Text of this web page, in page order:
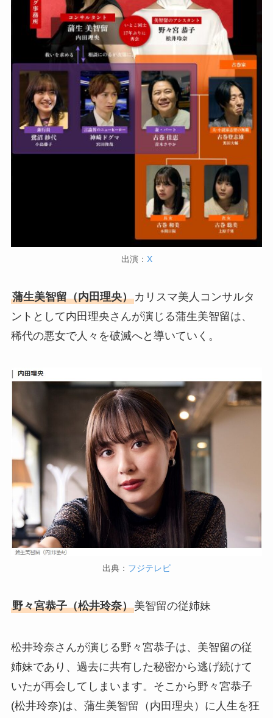
出演： X
蒲生美智留（内田理央）カリスマ美人コンサルタ
ントとして内田理央さんが演じる蒲生美智留は、
稀代の悪女で人々を破滅へと導いていく。
出典： フジテレビ
野々宮恭子（松井玲奈）美智留の従姉妹
松井玲奈さんが演じる野々宮恭子は、美智留の従
姉妹であり、過去に共有した秘密から逃げ続けて
いたが再会してしまいます。そこから野々宮恭子
(松井玲奈)は、蒲生美智留（内田理央）に人生を狂